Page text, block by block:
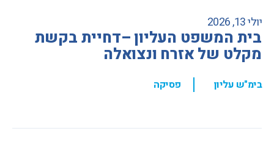
יולי 13, 2026
בית המשפט העליון –דחיית בקשת
מקלט של אזרח ונצואלה
בימ"ש עליון , פסיקה